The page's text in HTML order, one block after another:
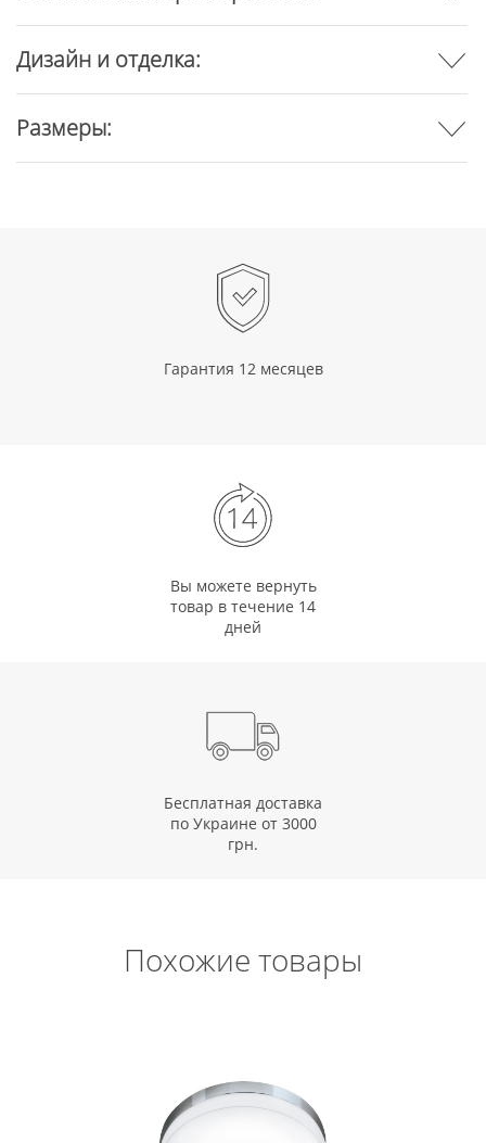
Дизайн и отделка:
Размеры:
Гарантия 12 месяцев
Вы можете вернуть
товар в течение 14
дней
Бесплатная доставка
по Украине от 3000
грн.
Похожие товары